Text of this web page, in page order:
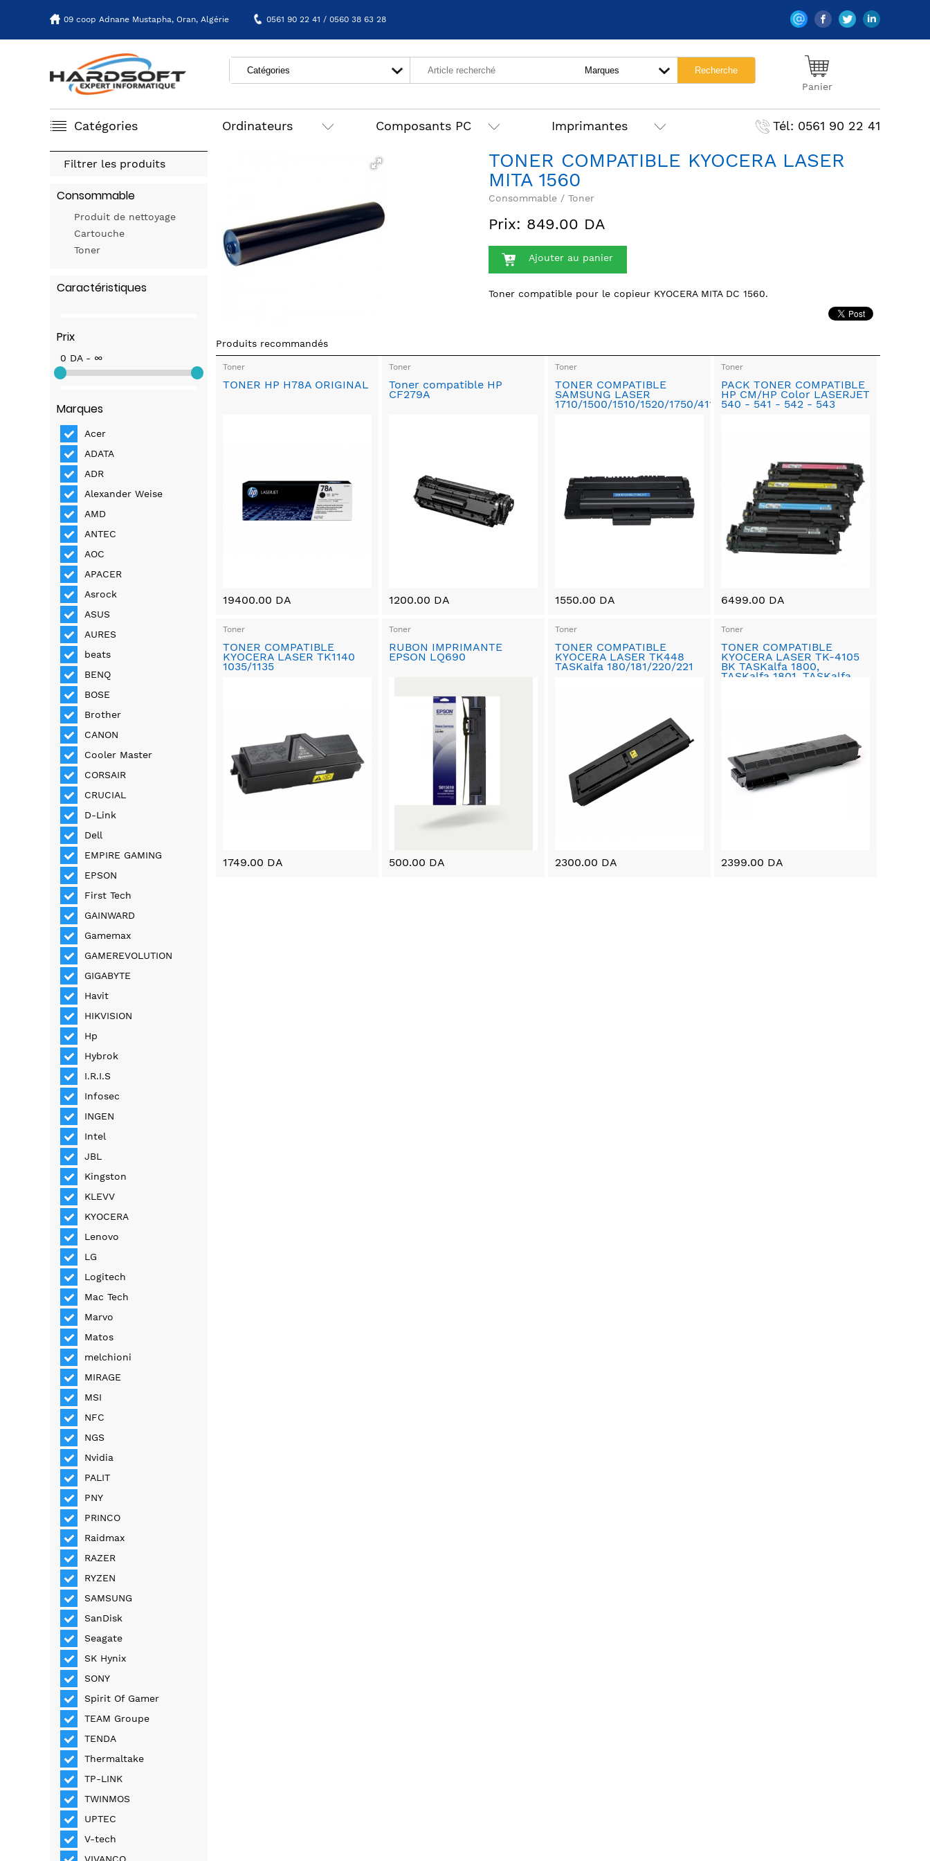
09 coop Adnane Mustapha, Oran, Algérie 0561 90 22 41 / 0560 38 63 28
Panier
Catégories Ordinateurs Composants PC Imprimantes Tél: 0561 90 22 41
TONER COMPATIBLE KYOCERA LASER
MITA 1560
Consommable / Toner
Prix: 849.00 DA
Ajouter au panier
Toner compatible pour le copieur KYOCERA MITA DC 1560.
Produits recommandés
Toner
TONER HP H78A ORIGINAL
19400.00 DA
Toner
Toner compatible HP
CF279A
1200.00 DA
Toner
TONER COMPATIBLE
SAMSUNG LASER
1710/1500/1510/1520/1750/4116/4016/4216
1550.00 DA
Toner
PACK TONER COMPATIBLE
HP CM/HP Color LASERJET
540 - 541 - 542 - 543
6499.00 DA
Toner
TONER COMPATIBLE
KYOCERA LASER TK1140
1035/1135
1749.00 DA
Toner
RUBON IMPRIMANTE
EPSON LQ690
500.00 DA
Toner
TONER COMPATIBLE
KYOCERA LASER TK448
TASKalfa 180/181/220/221
2300.00 DA
Toner
TONER COMPATIBLE
KYOCERA LASER TK-4105
BK TASKalfa 1800,
TASKalfa 1801, TASKalfa
2399.00 DA
Filtrer les produits
Consommable
Produit de nettoyage
Cartouche
Toner
Caractéristiques
Prix
0 DA - ∞
Marques
Acer
ADATA
ADR
Alexander Weise
AMD
ANTEC
AOC
APACER
Asrock
ASUS
AURES
beats
BENQ
BOSE
Brother
CANON
Cooler Master
CORSAIR
CRUCIAL
D-Link
Dell
EMPIRE GAMING
EPSON
First Tech
GAINWARD
Gamemax
GAMEREVOLUTION
GIGABYTE
Havit
HIKVISION
Hp
Hybrok
I.R.I.S
Infosec
INGEN
Intel
JBL
Kingston
KLEVV
KYOCERA
Lenovo
LG
Logitech
Mac Tech
Marvo
Matos
melchioni
MIRAGE
MSI
NFC
NGS
Nvidia
PALIT
PNY
PRINCO
Raidmax
RAZER
RYZEN
SAMSUNG
SanDisk
Seagate
SK Hynix
SONY
Spirit Of Gamer
TEAM Groupe
TENDA
Thermaltake
TP-LINK
TWINMOS
UPTEC
V-tech